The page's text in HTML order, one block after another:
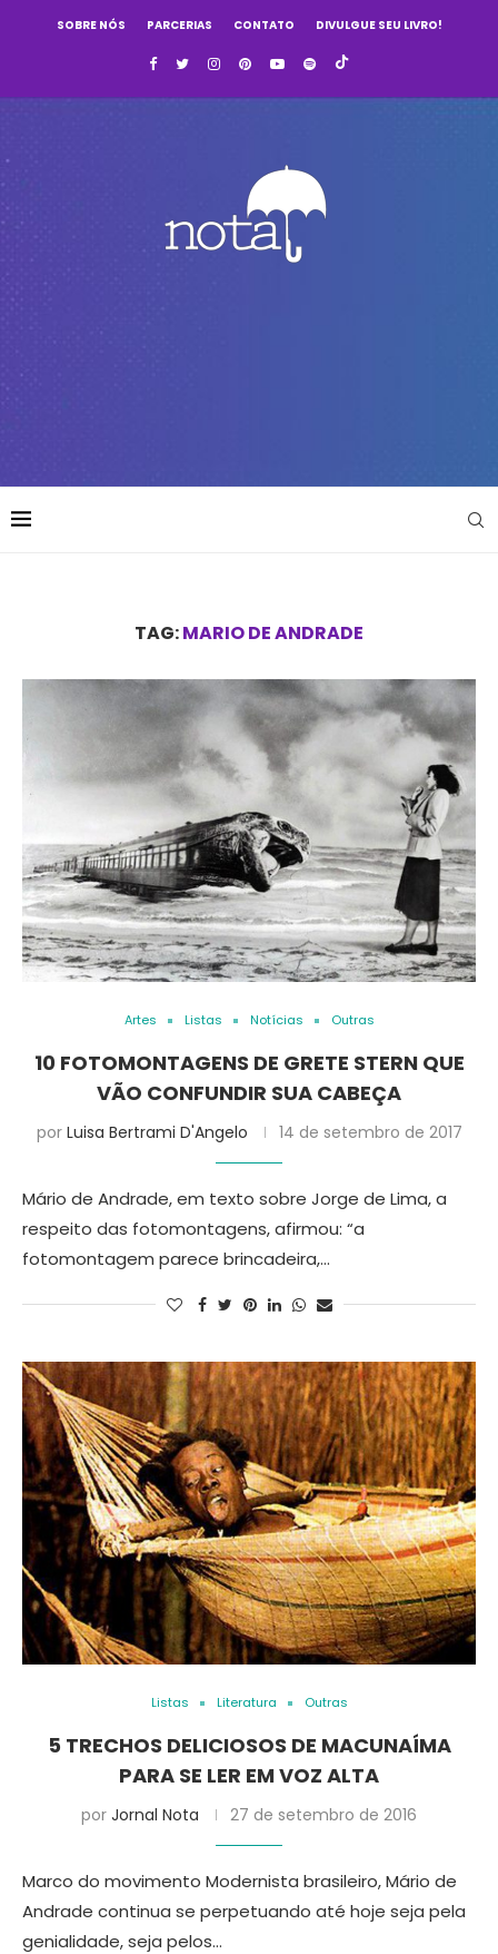
SOBRE NÓS PARCERIAS CONTATO DIVULGUE SEU LIVRO!
TAG:MARIO DE ANDRADE
Artes Listas Notícias Outras
10 FOTOMONTAGENS DE GRETE STERN QUE
VÃO CONFUNDIR SUA CABEÇA
por Luisa Bertrami D'Angelo 14 de setembro de 2017
Mário de Andrade, em texto sobre Jorge de Lima, a
respeito das fotomontagens, afirmou: “a
fotomontagem parece brincadeira,…
Listas Literatura Outras
5 TRECHOS DELICIOSOS DE MACUNAÍMA
PARA SE LER EM VOZ ALTA
por Jornal Nota 27 de setembro de 2016
Marco do movimento Modernista brasileiro, Mário de
Andrade continua se perpetuando até hoje seja pela
genialidade, seja pelos…